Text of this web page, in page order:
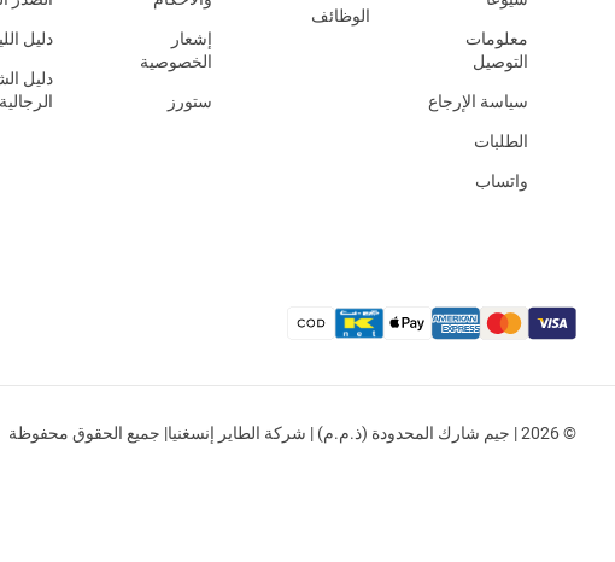
معلومات
التوصيل
سياسة الإرجاع
الطلبات
واتساب
الوظائف
إشعار
الخصوصية
ستورز
دليل
دليل
الرجالية
© 2026 | جيم شارك المحدودة (ذ.م.م) | شركة الطاير إنسغنيا| جميع الحقوق محفوظة